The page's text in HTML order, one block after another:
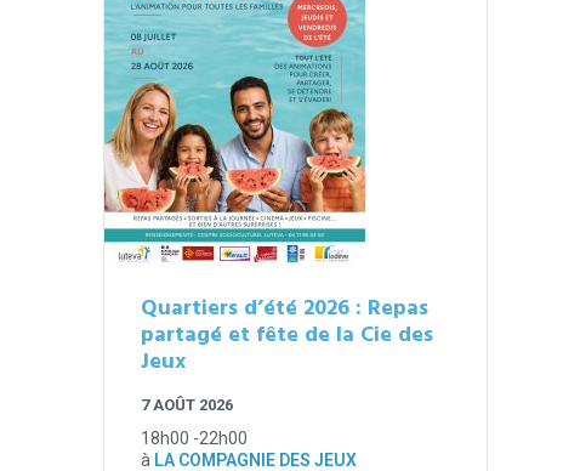
Quartiers d’été 2026 : Repas
partagé et fête de la Cie des
Jeux
7 AOÛT 2026
18h00 -22h00
à LA COMPAGNIE DES JEUX